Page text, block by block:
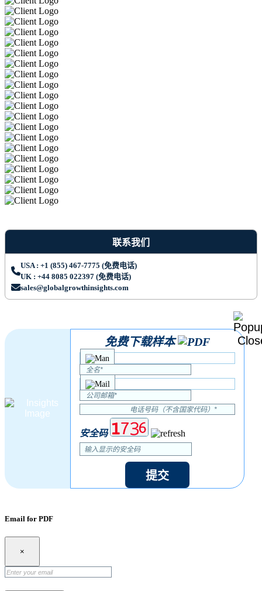
联系我们
USA : +1 (855) 467-7775 (免费电话)
UK : +44 8085 022397 (免费电话)
sales@globalgrowthinsights.com
免费下载样本
安全码
提交
Email for PDF
×